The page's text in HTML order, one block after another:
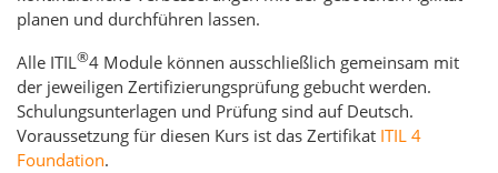
planen und durchführen lassen.
Alle ITIL®4 Module können ausschließlich gemeinsam mit
der jeweiligen Zertifizierungsprüfung gebucht werden.
Schulungsunterlagen und Prüfung sind auf Deutsch.
Voraussetzung für diesen Kurs ist das Zertifikat ITIL 4
Foundation.